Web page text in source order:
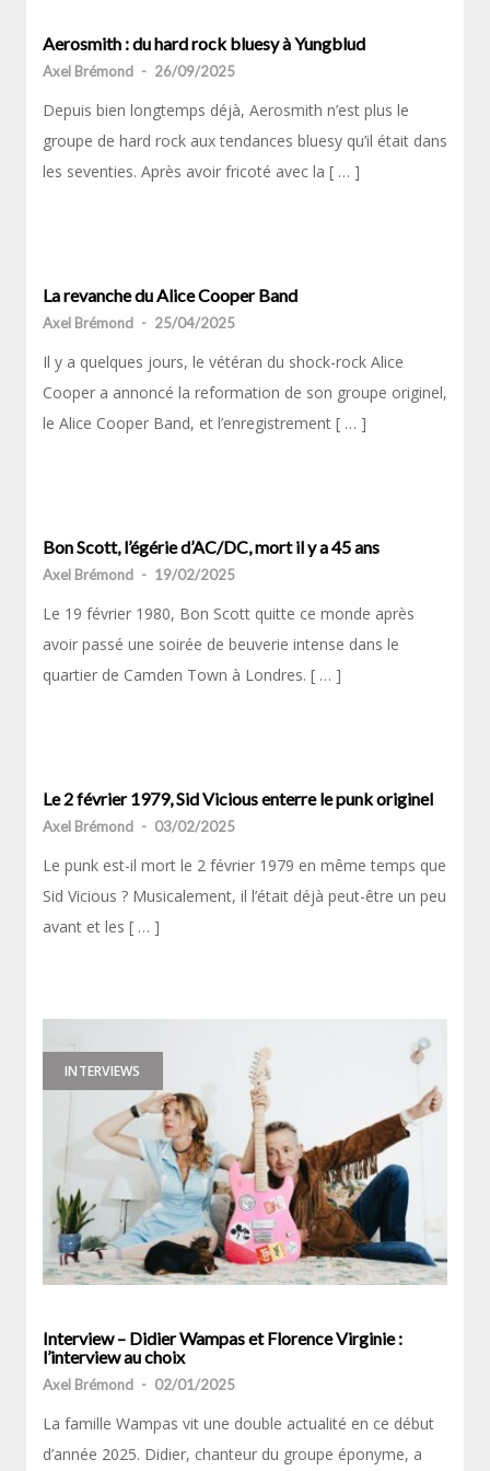
Aerosmith : du hard rock bluesy à Yungblud
Axel Brémond - 26/09/2025
Depuis bien longtemps déjà, Aerosmith n’est plus le
groupe de hard rock aux tendances bluesy qu’il était dans
les seventies. Après avoir fricoté avec la [ … ]
La revanche du Alice Cooper Band
Axel Brémond - 25/04/2025
Il y a quelques jours, le vétéran du shock-rock Alice
Cooper a annoncé la reformation de son groupe originel,
le Alice Cooper Band, et l’enregistrement [ … ]
Bon Scott, l’égérie d’AC/DC, mort il y a 45 ans
Axel Brémond - 19/02/2025
Le 19 février 1980, Bon Scott quitte ce monde après
avoir passé une soirée de beuverie intense dans le
quartier de Camden Town à Londres. [ … ]
Le 2 février 1979, Sid Vicious enterre le punk originel
Axel Brémond - 03/02/2025
Le punk est-il mort le 2 février 1979 en même temps que
Sid Vicious ? Musicalement, il l’était déjà peut-être un peu
avant et les [ … ]
INTERVIEWS
Interview – Didier Wampas et Florence Virginie :
l’interview au choix
Axel Brémond - 02/01/2025
La famille Wampas vit une double actualité en ce début
d’année 2025. Didier, chanteur du groupe éponyme, a